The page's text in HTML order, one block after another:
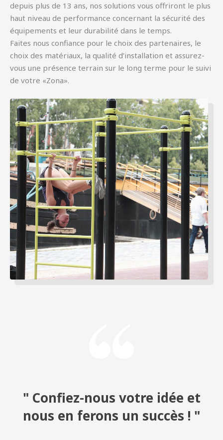
depuis plus de 13 ans, nos solutions vous offriront le plus
haut niveau de performance concernant la sécurité des
équipements et leur durabilité dans le temps.
Faites nous confiance pour le choix des partenaires, le
choix des matériaux, la qualité d’installation et assurez-
vous une présence terrain sur le long terme pour le suivi
de votre «Zona».
" Confiez-nous votre idée et
nous en ferons un succès ! "